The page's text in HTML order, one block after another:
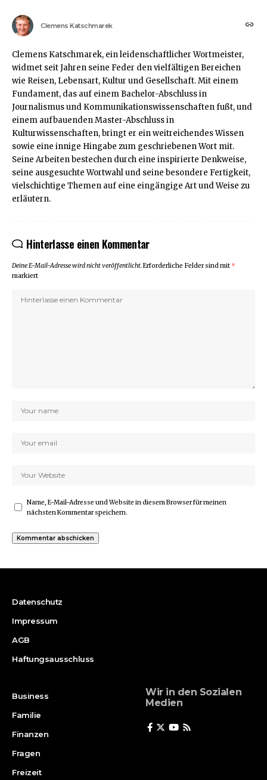
Clemens Katschmarek
Clemens Katschmarek, ein leidenschaftlicher Wortmeister,
widmet seit Jahren seine Feder den vielfältigen Bereichen
wie Reisen, Lebensart, Kultur und Gesellschaft. Mit einem
Fundament, das auf einem Bachelor-Abschluss in
Journalismus und Kommunikationswissenschaften fußt, und
einem aufbauenden Master-Abschluss in
Kulturwissenschaften, bringt er ein weitreichendes Wissen
sowie eine innige Hingabe zum geschriebenen Wort mit.
Seine Arbeiten bestechen durch eine inspirierte Denkweise,
seine ausgesuchte Wortwahl und seine besondere Fertigkeit,
vielschichtige Themen auf eine eingängige Art und Weise zu
erläutern.
Hinterlasse einen Kommentar
Deine E-Mail-Adresse wird nicht veröffentlicht.Erforderliche Felder sind mit *
markiert
Name, E-Mail-Adresse und Website in diesem Browser für meinen
nächsten Kommentar speichern.
Datenschutz
Impressum
AGB
Haftungsausschluss
Business
Familie
Finanzen
Fragen
Freizeit
Wir in den Sozialen
Medien